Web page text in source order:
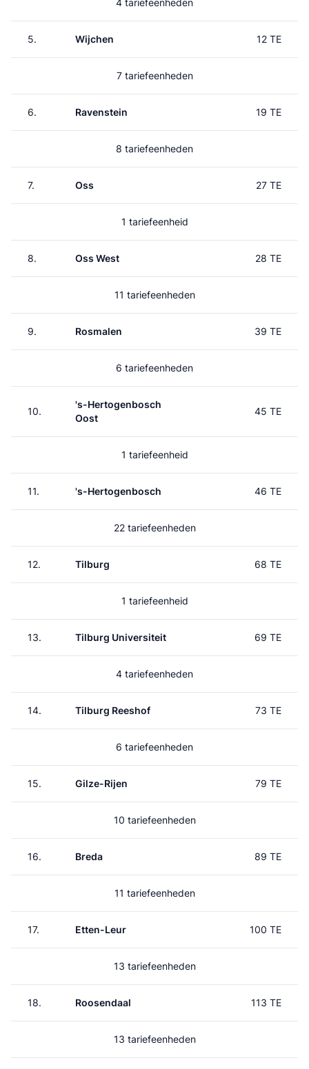
4 tariefeenheden
5. Wijchen 12 TE
7 tariefeenheden
6. Ravenstein 19 TE
8 tariefeenheden
7. Oss 27 TE
1 tariefeenheid
8. Oss West 28 TE
11 tariefeenheden
9. Rosmalen 39 TE
6 tariefeenheden
10.
's-Hertogenbosch
Oost
45 TE
1 tariefeenheid
11. 's-Hertogenbosch 46 TE
22 tariefeenheden
12. Tilburg 68 TE
1 tariefeenheid
13. Tilburg Universiteit 69 TE
4 tariefeenheden
14. Tilburg Reeshof 73 TE
6 tariefeenheden
15. Gilze-Rijen 79 TE
10 tariefeenheden
16. Breda 89 TE
11 tariefeenheden
17. Etten-Leur 100 TE
13 tariefeenheden
18. Roosendaal 113 TE
13 tariefeenheden